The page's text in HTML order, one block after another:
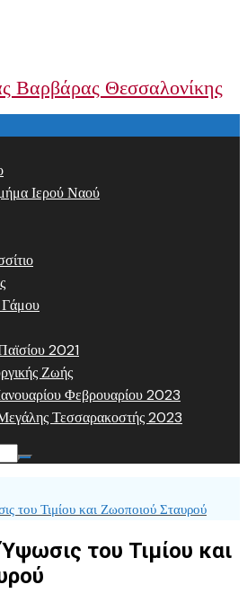
Βαρβάρας Θεσσαλονίκης
Ιερού Ναού
Γάμου
2021
Ζωής
Φεβρουαρίου 2023
Τεσσαρακοστής 2023
του Τιμίου και Ζωοποιού Σταυρού
του Τιμίου και